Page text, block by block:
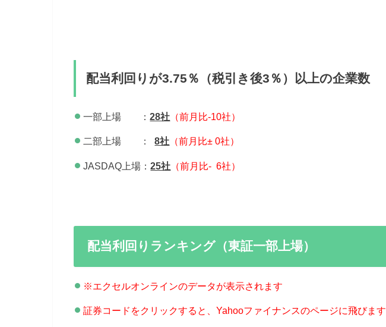
配当利回りが3.75％（税引き後3％）以上の企業数
一部上場 ：28社 （前月比-10社）
二部上場 ：8社 （前月比± 0社）
JASDAQ上場：25社 （前月比- 6社）
配当利回りランキング（東証一部上場）
※エクセルオンラインのデータが表示されます
証券コードをクリックすると、Yahooファイナンスのページに飛びます